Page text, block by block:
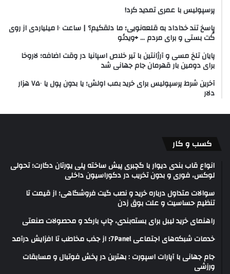
پرسپولیس با عمری تمدید کرد!
پاسخ تند خداداد به قلعه‌نویی؛ ما دلقکیم؟ | ساعت ۱۰ میلیاردی از روی
کُت بستی و برای مردم … +‌ویدئو
پایان تلخ مسی و آرژانتین با تیر خلاص اسپانیا در وقت اضافه؛ لاروخا
برای دومین بار قهرمان جام جهانی شد
آخرین شرط پرسپولیس برای خرید بمب اولش؛ یا بدون پول یا ۷۵۰ هزار
دلار
کسب و کار
انواع قاب بندی دیوار با گچبری پیش ساخته پلی یورتان دکارت؛ تحولی
لوکس، فوری و بدون تخریب در دکوراسیون داخلی
سوالات متداول درباره خرید و نصب گیت فروشگاهی؛ از قیمت تا
تنظیم حساسیت و علت بوق زدن
راهنمای خرید لیبل برای بسته‌بندی، چاپ بارکد و محصولات صنعتی
خدمات شبکه‌های اجتماعی 7Panel؛ از جذب مخاطب تا افزایش درآمد
جام جهانی با آپارات اسپورت : بهترین در پخش فوتبال و مسابقات
ورزشی